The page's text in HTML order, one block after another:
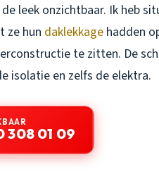
leek onzichtbaar. Ik heb
ze hun daklekkage hadden
te zitten. De
isolatie en zelfs de elektra.
308 01 09